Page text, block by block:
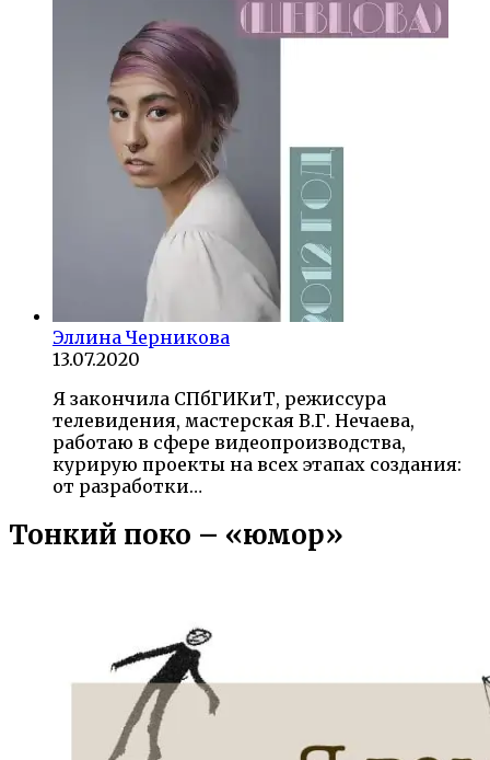
Эллина Черникова
13.07.2020
Я закончила СПбГИКиТ, режиссура
телевидения, мастерская В.Г. Нечаева,
работаю в сфере видеопроизводства,
курирую проекты на всех этапах создания:
от разработки…
Тонкий поко – «юмор»